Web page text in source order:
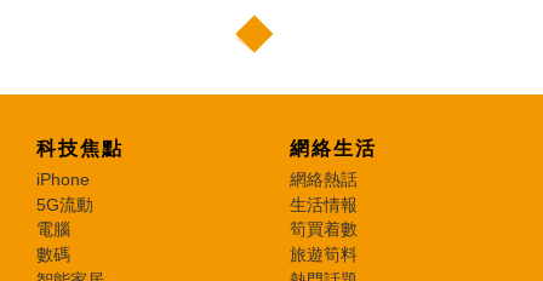
科技焦點
iPhone
5G流動
電腦
數碼
網絡生活
網絡熱話
生活情報
筍買着數
旅遊筍料